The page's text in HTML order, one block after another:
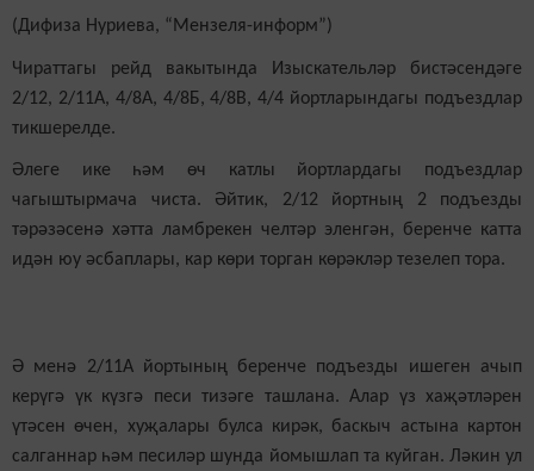
(Дифиза Нуриева, “Мензеля-информ”)
Чираттагы рейд вакытында Изыскательләр бистәсендәге
2/12, 2/11А, 4/8А, 4/8Б, 4/8В, 4/4 йортларындагы подъездлар
тикшерелде.
Әлеге ике һәм өч катлы йортлардагы подъездлар
чагыштырмача чиста. Әйтик, 2/12 йортның 2 подъезды
тәрәзәсенә хәтта ламбрекен челтәр эленгән, беренче катта
идән юу әсбаплары, кар көри торган көрәкләр тезелеп тора.
Ә менә 2/11А йортының беренче подъезды ишеген ачып
керүгә үк күзгә песи тизәге ташлана. Алар үз хаҗәтләрен
үтәсен өчен, хуҗалары булса кирәк, баскыч астына картон
салганнар һәм песиләр шунда йомышлап та куйган. Ләкин ул